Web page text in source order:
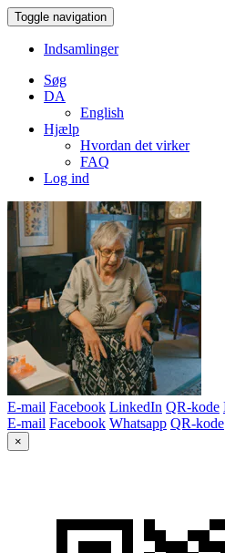
Toggle navigation
Indsamlinger
Søg
DA
English
Hjælp
Hvordan det virker
FAQ
Log ind
E-mail Facebook LinkedIn QR-kode
E-mail Facebook Whatsapp QR-kode
×